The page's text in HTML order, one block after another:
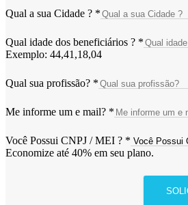
Qual a sua Cidade ? *
Qual idade dos beneficiários ? *
Exemplo: 44,41,18,04
Qual sua profissão? *
Me informe um e mail? *
Você Possui CNPJ / MEI ? *
Economize até 40% em seu plano.